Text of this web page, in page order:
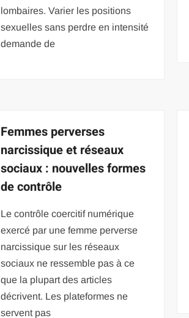
lombaires. Varier les positions
sexuelles sans perdre en intensité
demande de
Femmes perverses
narcissique et réseaux
sociaux : nouvelles formes
de contrôle
Le contrôle coercitif numérique
exercé par une femme perverse
narcissique sur les réseaux
sociaux ne ressemble pas à ce
que la plupart des articles
décrivent. Les plateformes ne
servent pas